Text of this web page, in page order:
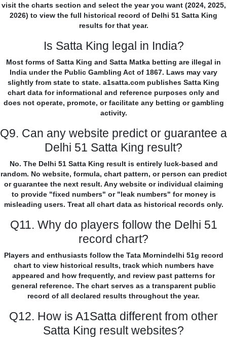
visit the charts section and select the year you want (2024, 2025,
2026) to view the full historical record of Delhi 51 Satta King
results for that year.
Is Satta King legal in India?
Most forms of Satta King and Satta Matka betting are illegal in
India under the Public Gambling Act of 1867. Laws may vary
slightly from state to state. a1satta.com publishes Satta King
chart data for informational and reference purposes only and
does not operate, promote, or facilitate any betting or gambling
activity.
Q9. Can any website predict or guarantee a
Delhi 51 Satta King result?
No. The Delhi 51 Satta King result is entirely luck-based and
random. No website, formula, chart pattern, or person can predict
or guarantee the next result. Any website or individual claiming
to provide "fixed numbers" or "leak numbers" for money is
misleading users. Treat all chart data as historical records only.
Q11. Why do players follow the Delhi 51
record chart?
Players and enthusiasts follow the Tata Mornindelhi 51g record
chart to view historical results, track which numbers have
appeared and how frequently, and review past patterns for
general reference. The chart serves as a transparent public
record of all declared results throughout the year.
Q12. How is A1Satta different from other
Satta King result websites?